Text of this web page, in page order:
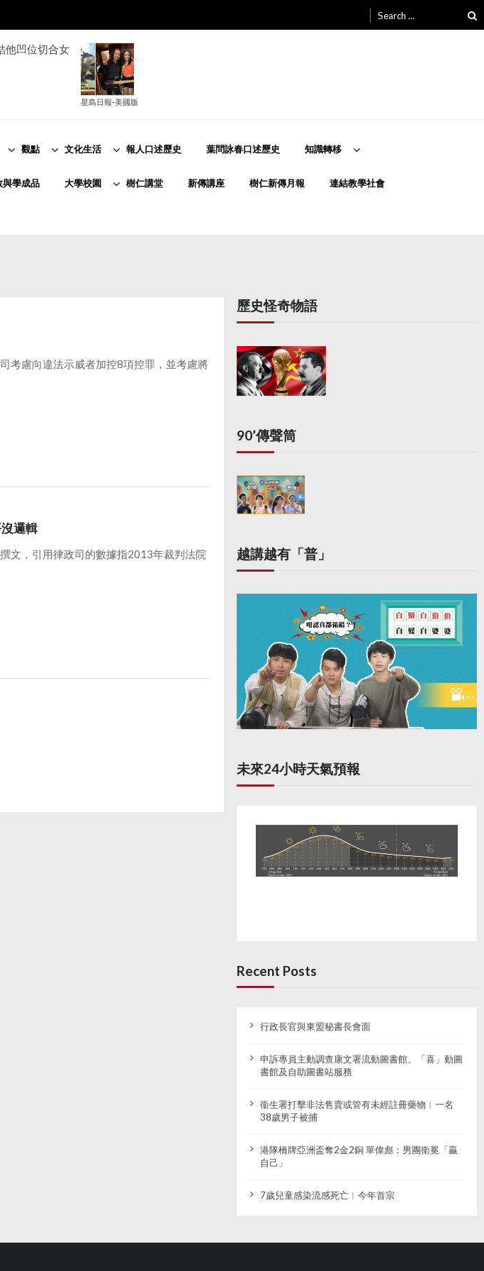
for:
他凹位切合女
星島日報-美國版
觀點 文化生活 報人口述歷史 葉問詠春口述歷史 知識轉移
與學成品 大學校園 樹仁講堂 新傳講座 樹仁新傳月報 連結教學社會
考慮向違法示威者加控8項控罪，並考慮將
邏輯
文，引用律政司的數據指2013年裁判法院
歷史怪奇物語
90’傳聲筒
越講越有「普」
未來24小時天氣預報
Recent Posts
行政長官與東盟秘書長會面
申訴專員主動調查康文署流動圖書館、「喜」動圖
書館及自助圖書站服務
衞生署打擊非法售賣或管有未經註冊藥物︱一名
38歲男子被捕
港隊橋牌亞洲盃奪2金2銅 單偉彪：男團衛冕「贏
自己」
7歲兒童感染流感死亡︱今年首宗